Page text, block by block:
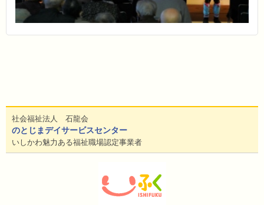
社会福祉法人 石龍会
のとじまデイサービスセンター
いしかわ魅力ある福祉職場認定事業者